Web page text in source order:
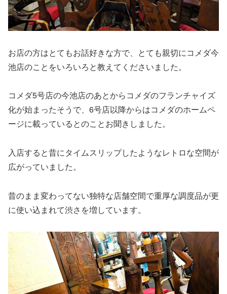
お店の方はとてもお話好きな方で、とても親切にコメダ今
池店のことをいろいろと教えてくださいました。
コメダ5号店の今池店のあとからコメダのフランチャイズ
化が始まったそうで、6号店以降からはコメダのホームペ
ージに載っているとのことお聞きしました。
入店すると昔にタイムスリップしたようなレトロな空間が
広がっていました。
昔のまま変わってない独特な店舗空間で重厚な調度品が更
に使い込まれて渋さを増しています。